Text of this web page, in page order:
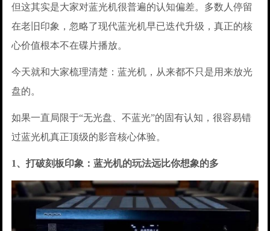
但这其实是大家对蓝光机很普遍的认知偏差。多数人停留
在老旧印象，忽略了现代蓝光机早已迭代升级，真正的核
心价值根本不在碟片播放。
今天就和大家梳理清楚：蓝光机，从来都不只是用来放光
盘的。
如果一直局限于“无光盘、不蓝光”的固有认知，很容易错
过蓝光机真正顶级的影音核心体验。
1、打破刻板印象：蓝光机的玩法远比你想象的多